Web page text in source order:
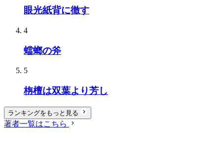
眼光紙背に徹す
4
蟷螂の斧
5
栴檀は双葉より芳し
ランキングをもっと見る
著者一覧はこちら